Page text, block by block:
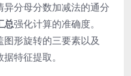
异分母分数加减法的通分
总强化计算的准确度。
图形旋转的三要素以及
特征提取。